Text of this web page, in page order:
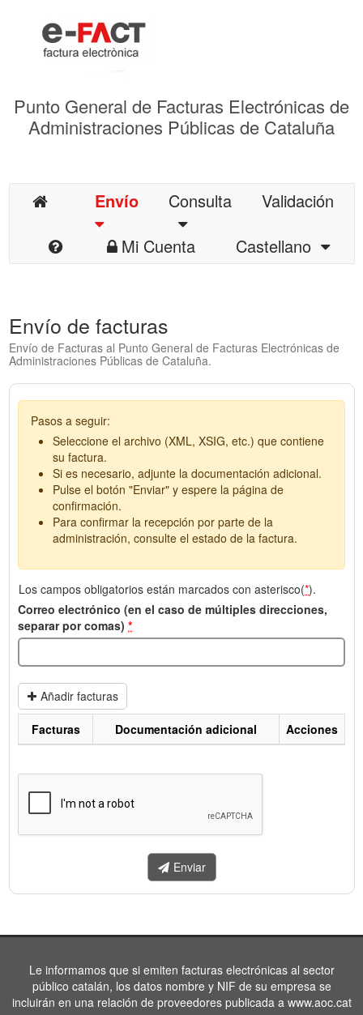
Punto General de Facturas Electrónicas de
Administraciones Públicas de Cataluña
Envío Consulta
Validación
Mi Cuenta
Castellano
Envío de facturas
Envío de Facturas al Punto General de Facturas Electrónicas de
Administraciones Públicas de Cataluña.
Pasos a seguir:
Seleccione el archivo (XML, XSIG, etc.) que contiene
su factura.
Si es necesario, adjunte la documentación adicional.
Pulse el botón "Enviar" y espere la página de
confirmación.
Para confirmar la recepción por parte de la
administración, consulte el estado de la factura.
Los campos obligatorios están marcados con asterisco(*).
Correo electrónico (en el caso de múltiples direcciones,
separar por comas) *
Añadir facturas
enviar.
Facturas Documentación adicional Acciones
Enviar
Le informamos que si emiten facturas electrónicas al sector
público catalán, los datos nombre y NIF de su empresa se
incluirán en una relación de proveedores publicada a www.aoc.cat